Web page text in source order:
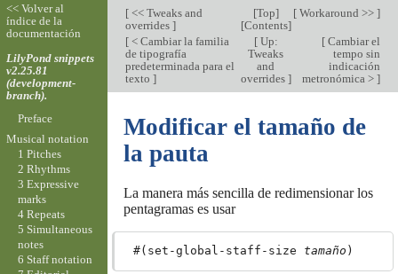
[<< Tweaks and
overrides ]
[Top]
[Contents]
[Workaround >> ]
[< Cambiar la familia
de tipografía
predeterminada para el
texto ]
[Up:
Tweaks
and
overrides ]
[Cambiar el
tempo sin
indicación
metronómica > ]
Modificar el tamaño de
la pauta
La manera más sencilla de redimensionar los
pentagramas es usar
#(set-global-staff-size tamaño
<< Volver al
índice de la
documentación
LilyPond snippets
v2.25.81
(development-
branch).
Preface
Musical notation
1 Pitches
2 Rhythms
3 Expressive
marks
4 Repeats
5 Simultaneous
notes
6 Staff notation